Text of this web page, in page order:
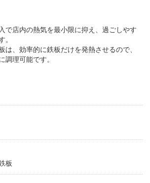
で店内の熱気を最小限に抑え、過ごしやす
。
は、効率的に鉄板だけを発熱させるので、
調理可能です。
板